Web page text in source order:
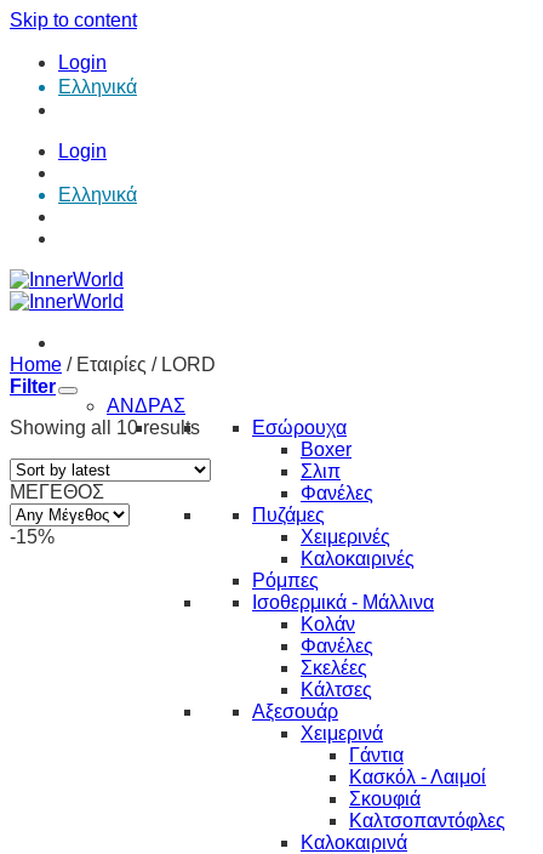
Skip to content
Login
Ελληνικά
Login
Ελληνικά
ΑΝΔΡΑΣ
Εσώρουχα
Boxer
Σλιπ
Φανέλες
Πυζάμες
Χειμερινές
Καλοκαιρινές
Ρόμπες
Ισοθερμικά - Μάλλινα
Κολάν
Φανέλες
Σκελέες
Κάλτσες
Αξεσουάρ
Χειμερινά
Γάντια
Κασκόλ - Λαιμοί
Σκουφιά
Καλτσοπαντόφλες
Καλοκαιρινά
Home /Εταιρίες /LORD
Filter
Showing all 10 results
ΜΕΓΕΘΟΣ
-15%